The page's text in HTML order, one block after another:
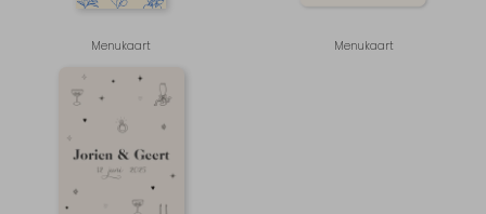
Menukaart Menukaart